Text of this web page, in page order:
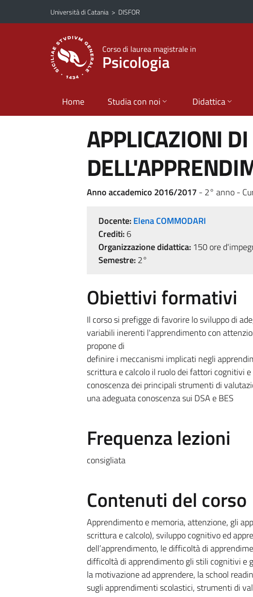
Vai al contenuto principale
Vai al menu di navigazione
Università di Catania > DISFOR
Corso di laurea magistrale in
Psicologia
Home Studia con noi Didattica
APPLICAZIONI
Anno accademico 2016/2017 - 2° anno -
Docente:Elena COMMODARI
Crediti:6
Organizzazione didattica:150 ore
Semestre:2°
Obiettivi formativi
Il corso si prefigge di favorire lo sviluppo di
variabili inerenti l'apprendimento con
propone di
definire i meccanismi implicati negli
scrittura e calcolo il ruolo dei fattori cognitivi
conoscenza dei principali strumenti di
una adeguata conoscenza sui DSA e BES
Frequenza lezioni
consigliata
Contenuti del corso
Apprendimento e memoria, attenzione, gli
scrittura e calcolo), sviluppo cognitivo ed
dell’apprendimento, le difficoltà di
difficoltà di apprendimento gli stili cognitivi e
la motivazione ad apprendere, la school
sugli apprendimenti scolastici, strumenti di